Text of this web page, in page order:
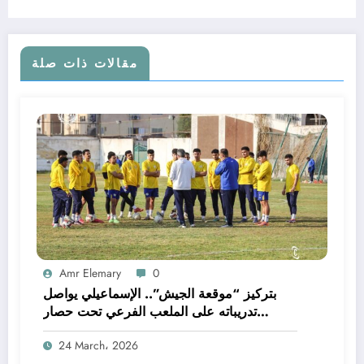
مقالات ذات صلة
Amr Elemary 0
بتركيز “موقعة الجيش”.. الإسماعيلي يواصل
تدريباته على الملعب الفرعي تحت حصار
الصيانة
24 March، 2026